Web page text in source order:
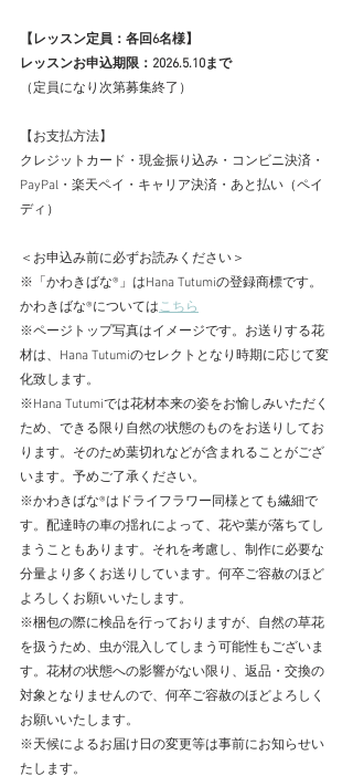
【レッスン定員：各回6名様】
レッスンお申込期限：2026.5.10まで
（定員になり次第募集終了）
【お支払方法】
クレジットカード・現金振り込み・コンビニ決済・
PayPal・楽天ペイ・キャリア決済・あと払い（ペイ
ディ）
＜お申込み前に必ずお読みください＞
※「かわきばな®」はHana Tutumiの登録商標です。
かわきばな®についてはこちら
※ページトップ写真はイメージです。お送りする花
材は、Hana Tutumiのセレクトとなり時期に応じて変
化致します。
※Hana Tutumiでは花材本来の姿をお愉しみいただく
ため、できる限り自然の状態のものをお送りしてお
ります。そのため葉切れなどが含まれることがござ
います。予めご了承ください。
※かわきばな®はドライフラワー同様とても繊細で
す。配達時の車の揺れによって、花や葉が落ちてし
まうこともあります。それを考慮し、制作に必要な
分量より多くお送りしています。何卒ご容赦のほど
よろしくお願いいたします。
​※梱包の際に検品を行っておりますが、自然の草花
を扱うため、虫が混入してしまう可能性もございま
す。花材の状態への影響がない限り、返品・交換の
対象となりませんので、何卒ご容赦のほどよろしく
お願いいたします。
※天候によるお届け日の変更等は事前にお知らせい
たします。